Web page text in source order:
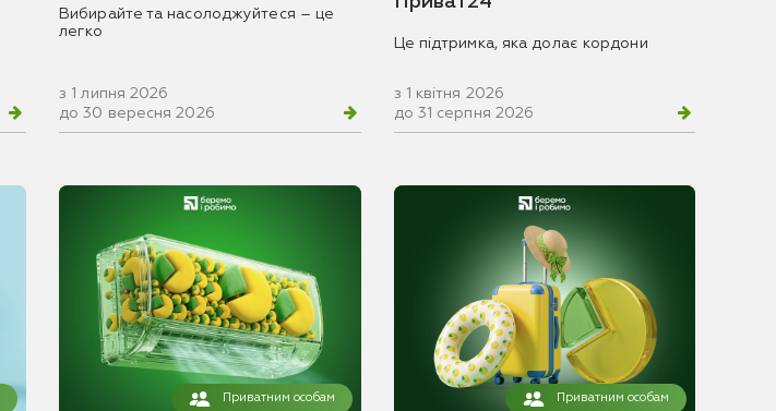
Вибирайте та насолоджуйтеся – це
легко
з 1 липня 2026
до 30 вересня 2026
Це підтримка, яка долає кордони
з 1 квітня 2026
до 31 серпня 2026
Приватним особам Приватним особам